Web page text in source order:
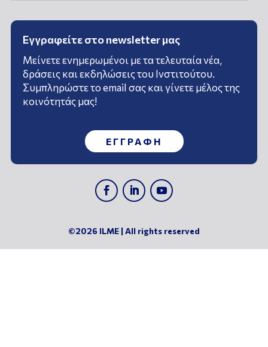
Εγγραφείτε στο newsletter μας
Μείνετε ενημερωμένοι με τα τελευταία νέα,
δράσεις και εκδηλώσεις του Ινστιτούτου.
Συμπληρώστε το email σας και γίνετε μέλος της
κοινότητάς μας!
ΕΓΓΡΑΦΗ
©2026 ILME | All rights reserved